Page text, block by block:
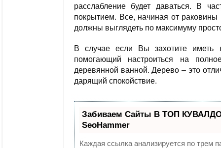
расслабление будет даваться. В
покрытием. Все, начиная от
должны выглядеть по максимуму
В случае если Вы захотите иметь
помогающий настроиться на
деревянной ванной. Дерево – это
дарящий спокойствие.
Забиваем Сайты В ТОП
SeoHammer
Каждая ссылка анализируется по трем